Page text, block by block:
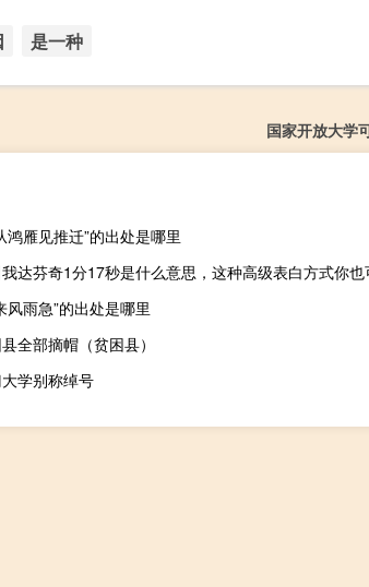
是一种
国家开放大学
鸿雁见推迁”的出处是哪里
风雨急”的出处是哪里
全部摘帽（贫困县）
学别称绰号